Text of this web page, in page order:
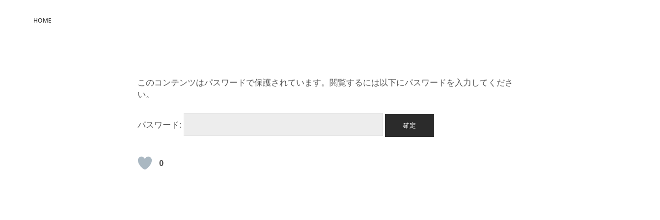
HOME
このコンテンツはパスワードで保護されています。閲覧するには以下にパスワードを入力してくださ
い。
パスワード:
0